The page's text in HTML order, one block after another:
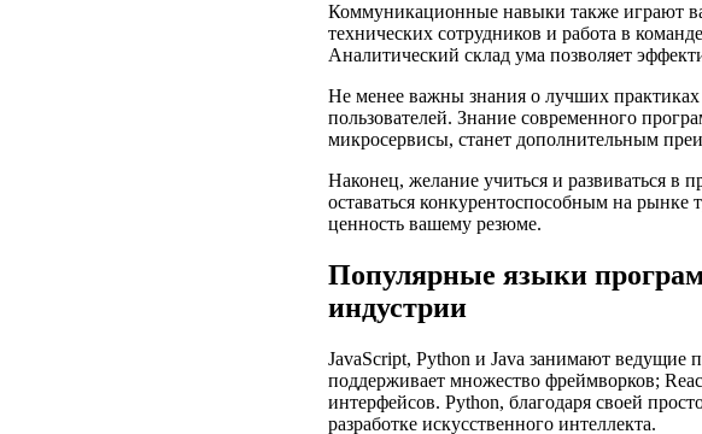
Коммуникационные навыки также играют
технических сотрудников и работа в
Аналитический склад ума позволяет
Не менее важны знания о лучших
пользователей. Знание современного
микросервисы, станет дополнительным
Наконец, желание учиться и развиваться в
оставаться конкурентоспособным на
ценность вашему резюме.
Популярные языки
индустрии
JavaScript, Python и Java занимают ведущие
поддерживает множество фреймворков;
интерфейсов. Python, благодаря своей
разработке искусственного интеллекта.